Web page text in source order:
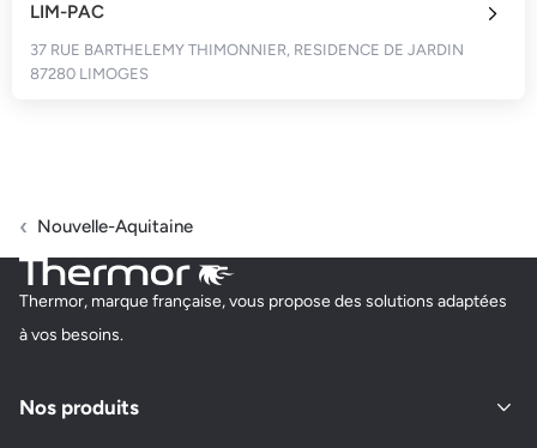
LIM-PAC
37 RUE BARTHELEMY THIMONNIER, RESIDENCE DE JARDIN
87280 LIMOGES
AVENIR HABITAT LIMOUSIN
87280 LIMOGES
Fermé actuellement
Nouvelle-Aquitaine
Thermor, marque française, vous propose des solutions adaptées
à vos besoins.
Nos produits